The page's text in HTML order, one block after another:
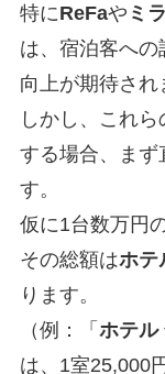
特にReFaや ミ
は、宿泊客への
向上が期待され
しかし、これら
する場合、まず
す。
仮に1台数万円
その総額はホテ
ります。
（例：「 ホテル
は、1室25,000